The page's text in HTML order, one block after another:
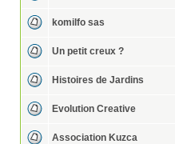
komilfo sas
Un petit creux ?
Histoires de Jardins
Evolution Creative
Association Kuzca